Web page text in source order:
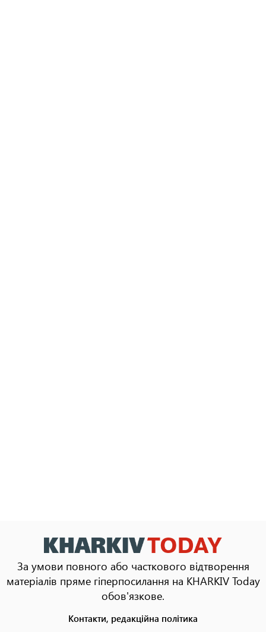
За умови повного або часткового відтворення
матеріалів пряме гіперпосилання на KHARKIV Today
обов'язкове.
Контакти, редакційна політика